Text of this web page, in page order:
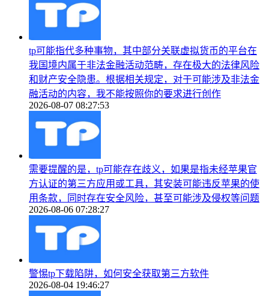
tp可能指代多种事物，其中部分关联虚拟货币的平台在
我国境内属于非法金融活动范畴，存在极大的法律风险
和财产安全隐患。根据相关规定，对于可能涉及非法金
融活动的内容，我不能按照你的要求进行创作
2026-08-07 08:27:53
需要提醒的是，tp可能存在歧义，如果是指未经苹果官
方认证的第三方应用或工具，其安装可能违反苹果的使
用条款，同时存在安全风险，甚至可能涉及侵权等问题
2026-08-06 07:28:27
警惕tp下载陷阱，如何安全获取第三方软件
2026-08-04 19:46:27